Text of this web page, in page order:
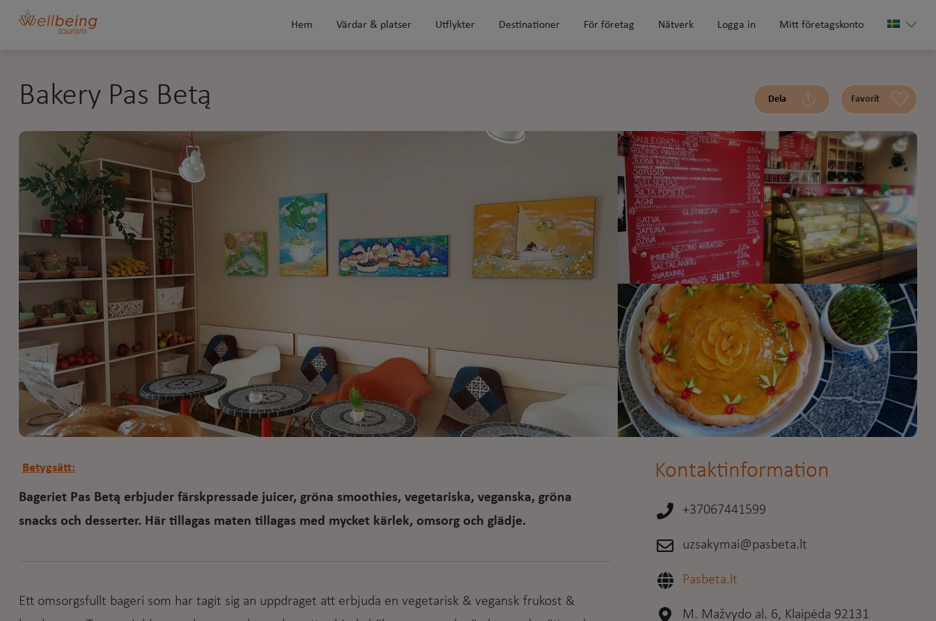
Hem Värdar & platser Utflykter Destinationer För företag Nätverk Logga in Mitt företagskonto
Bakery Pas Betą Dela Favorit
Betygsätt:
Bageriet Pas Betą erbjuder färskpressade juicer, gröna smoothies, vegetariska, veganska, gröna
snacks och desserter. Här tillagas maten tillagas med mycket kärlek, omsorg och glädje.
Ett omsorgsfullt bageri som har tagit sig an uppdraget att erbjuda en vegetarisk & vegansk frukost &
Kontaktinformation
+37067441599
uzsakymai@pasbeta.lt
Pasbeta.lt
M. Mažvydo al. 6, Klaipėda 92131